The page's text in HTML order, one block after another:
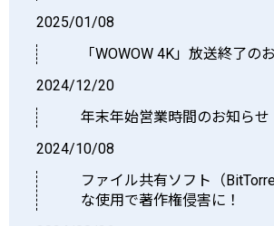
2025/01/08
「WOWOW 4K」放送終了の
2024/12/20
年末年始営業時間のお知らせ
2024/10/08
ファイル共有ソフト（
な使用で著作権侵害に！